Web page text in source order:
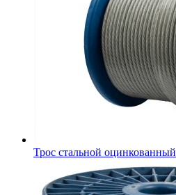
Трос стальной оцинкованный